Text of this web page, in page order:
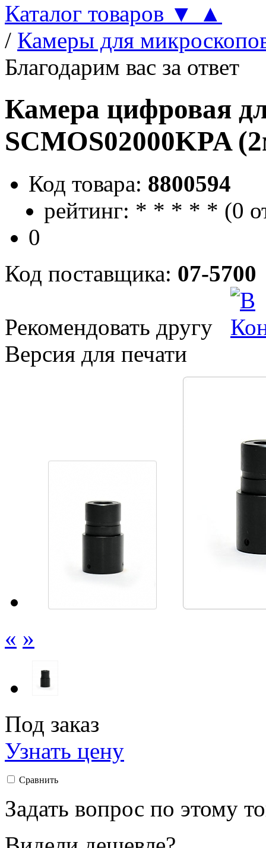
Каталог товаров ▼
▲
/ Камеры для
Благодарим вас за ответ
Камера цифровая
SCMOS02000KPA
Код товара: 8800594
рейтинг: * * * * * (0
0
Код поставщика: 07-5700
Рекомендовать другу
Версия для печати
« »
Под заказ
Узнать цену
Сравнить
Задать вопрос по этому